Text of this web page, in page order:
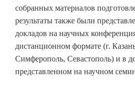
собранных материалов
результаты также были
докладов на научных
дистанционном формате (г.
Симферополь, Севастополь) и в
представленном на научном